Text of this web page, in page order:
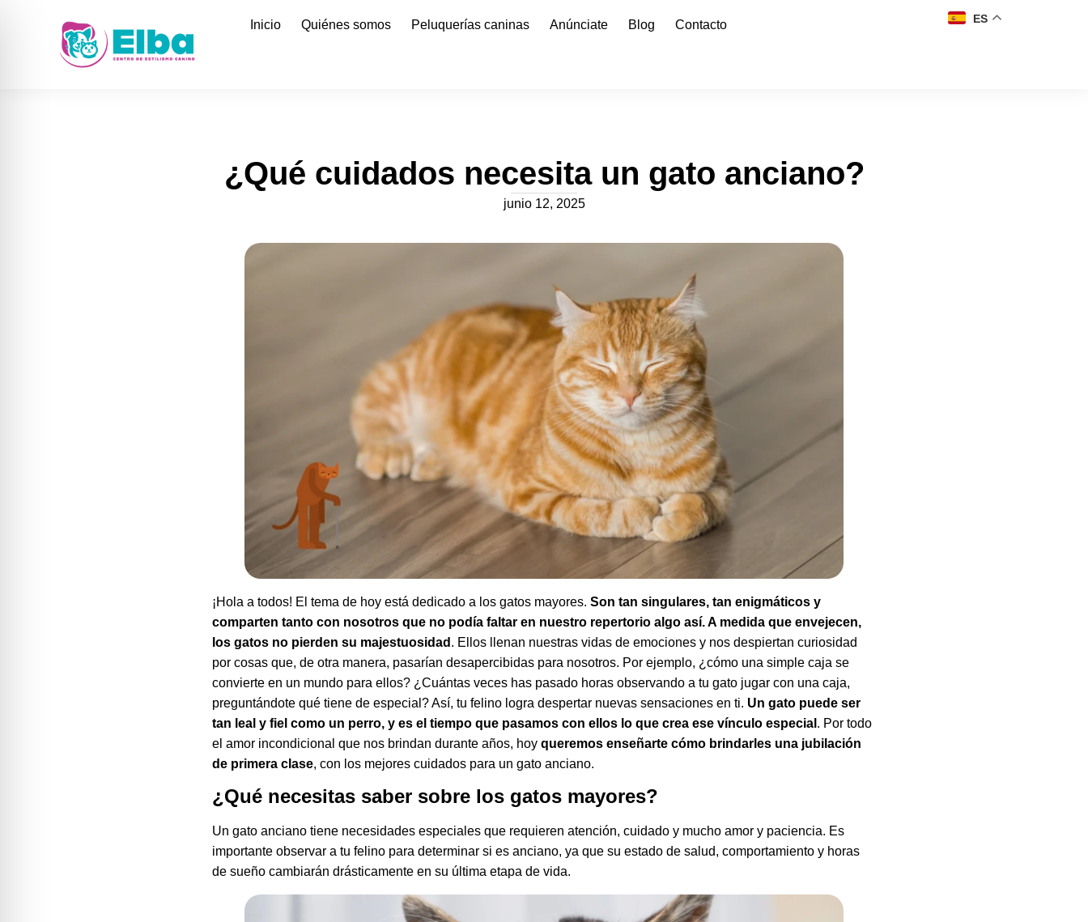
Inicio Quiénes somos Peluquerías caninas Anúnciate Blog Contacto ES
¿Qué cuidados necesita un gato anciano?
junio 12, 2025
¡Hola a todos! El tema de hoy está dedicado a los gatos mayores.Son tan singulares, tan enigmáticos y
comparten tanto con nosotros que no podía faltar en nuestro repertorio algo así. A medida que envejecen,
los gatos no pierden su majestuosidad . Ellos llenan nuestras vidas de emociones y nos despiertan curiosidad
por cosas que, de otra manera, pasarían desapercibidas para nosotros. Por ejemplo, ¿cómo una simple caja se
convierte en un mundo para ellos? ¿Cuántas veces has pasado horas observando a tu gato jugar con una caja,
preguntándote qué tiene de especial? Así, tu felino logra despertar nuevas sensaciones en ti. Un gato puede ser
tan leal y fiel como un perro, y es el tiempo que pasamos con ellos lo que crea ese vínculo especial . Por todo
el amor incondicional que nos brindan durante años, hoyqueremos enseñarte cómo brindarles una jubilación
de primera clase, con los mejores cuidados para un gato anciano.
¿Qué necesitas saber sobre los gatos mayores?
Un gato anciano tiene necesidades especiales que requieren atención, cuidado y mucho amor y paciencia. Es
importante observar a tu felino para determinar si es anciano, ya que su estado de salud, comportamiento y horas
de sueño cambiarán drásticamente en su última etapa de vida.